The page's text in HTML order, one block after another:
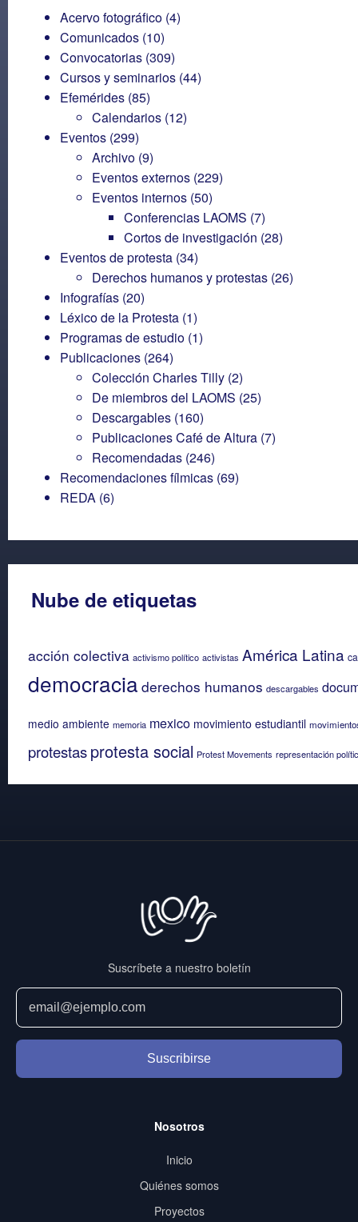
Acervo fotográfico (4)
Comunicados (10)
Convocatorias (309)
Cursos y seminarios (44)
Efemérides (85)
Calendarios (12)
Eventos (299)
Archivo (9)
Eventos externos (229)
Eventos internos (50)
Conferencias LAOMS (7)
Cortos de investigación (28)
Eventos de protesta (34)
Derechos humanos y protestas (26)
Infografías (20)
Léxico de la Protesta (1)
Programas de estudio (1)
Publicaciones (264)
Colección Charles Tilly (2)
De miembros del LAOMS (25)
Descargables (160)
Publicaciones Café de Altura (7)
Recomendadas (246)
Recomendaciones fílmicas (69)
REDA (6)
Nube de etiquetas
acción colectiva activismo político activistas América Latina
democracia derechos humanos descargables
medio ambiente memoria mexico movimiento estudiantil
protestasprotesta social Protest Movements representación
Suscríbete a nuestro boletín
Suscribirse
Nosotros
Inicio
Quiénes somos
Proyectos